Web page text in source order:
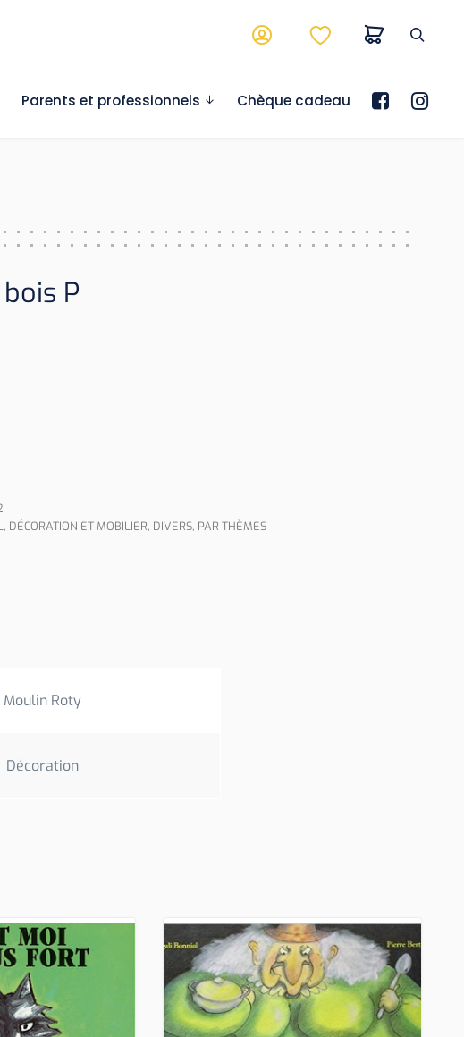
Parents et professionnels Chèque cadeau
P
, DÉCORATION ET MOBILIER, DIVERS, PAR THÈMES
Moulin Roty
Décoration